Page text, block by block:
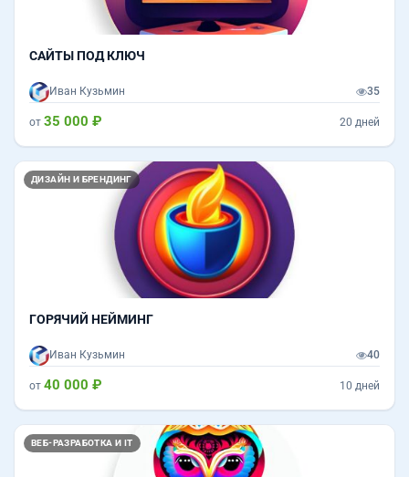
САЙТЫ ПОД КЛЮЧ
Иван Кузьмин 35
от 35 000 ₽ 20 дней
ДИЗАЙН И БРЕНДИНГ
ГОРЯЧИЙ НЕЙМИНГ
Иван Кузьмин 40
от 40 000 ₽ 10 дней
ВЕБ-РАЗРАБОТКА И IT